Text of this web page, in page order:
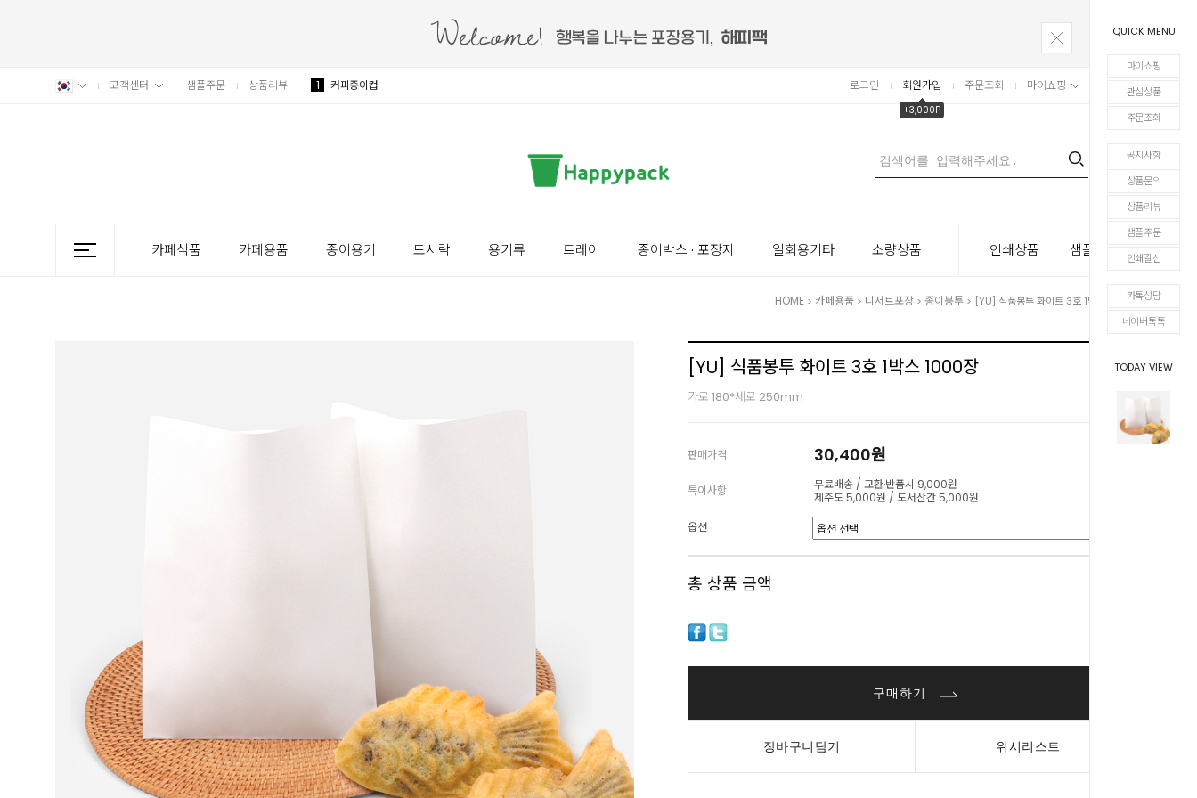
QUICK MENU
마이쇼핑
관심상품
주문조회
공지사항
상품문의
상품리뷰
샘플주문
인쇄칼선
카톡상담
네이버톡톡
TODAY VIEW
고객센터 샘플주문 상품리뷰 1 커피종이컵 로그인 회원가입
+3,000P
주문조회 마이쇼핑 장바구니
0
카페식품 카페용품 종이용기 도시락 용기류 트레이 종이박스 · 포장지 일회용기타 소량상품 인쇄상품 샘플주문
HOME > 카페용품 > 디저트포장 > 종이봉투 > [YU] 식품봉투 화이트 3호 1박스 1000장
[YU] 식품봉투 화이트 3호 1박스 1000장
가로 180*세로 250mm
판매가격 30,400원
특이사항
무료배송 / 교환·반품시 9,000원
제주도 5,000원 / 도서산간 5,000원
옵션
총 상품 금액
구매하기
장바구니담기 위시리스트